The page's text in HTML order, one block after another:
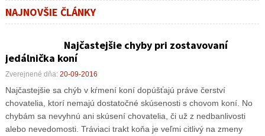
NAJNOVŠIE ČLÁNKY
Najčastejšie chyby pri zostavovaní
jedálnička koní
Zverejnené dňa: 20-09-2016
Najčastejšie sa chýb v kŕmení koní dopúšťajú práve čerství
chovatelia, ktorí nemajú dostatočné skúsenosti s chovom koní. No
chybám sa nevyhnú ani skúsení chovatelia, či už z nedbanlivosti
alebo nevedomosti. Tráviaci trakt koňa je veľmi citlivý na zmeny